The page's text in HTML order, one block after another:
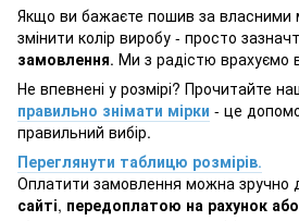
Якщо ви бажаєте пошив за власними
змінити колір виробу - просто
замовлення. Ми з радістю врахуємо
Не впевнені у розмірі? Прочитайте
правильно знімати мірки - це
правильний вибір.
Переглянути таблицю розмірів.
Оплатити замовлення можна зручно
сайті, передоплатою на рахунок